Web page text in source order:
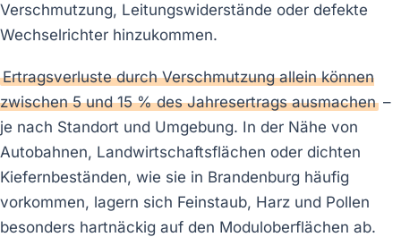
Verschmutzung, Leitungswiderstände oder defekte
Wechselrichter hinzukommen.
Ertragsverluste durch Verschmutzung allein können
zwischen 5 und 15 % des Jahresertrags ausmachen–
je nach Standort und Umgebung. In der Nähe von
Autobahnen, Landwirtschaftsflächen oder dichten
Kiefernbeständen, wie sie in Brandenburg häufig
vorkommen, lagern sich Feinstaub, Harz und Pollen
besonders hartnäckig auf den Moduloberflächen ab.